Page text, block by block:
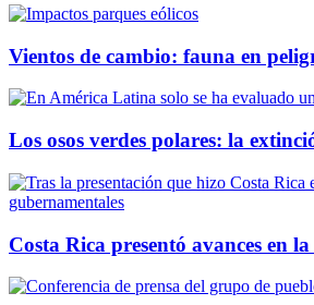
Vientos de cambio: fauna en
Los osos verdes polares: la
Costa Rica presentó avances en